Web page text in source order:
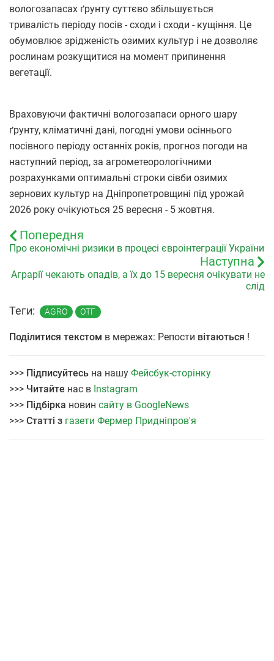
вологозапасах ґрунту суттєво збільшується
тривалість періоду посів - сходи і сходи - кущіння. Це
обумовлює зрідженість озимих культур і не дозволяє
рослинам розкущитися на момент припинення
вегетації.
Враховуючи фактичні вологозапаси орного шару
ґрунту, кліматичні дані, погодні умови осіннього
посівного періоду останніх років, прогноз погоди на
наступний період, за агрометеорологічними
розрахунками оптимальні строки сівби озимих
зернових культур на Дніпропетровщині під урожай
2026 року очікуються 25 вересня - 5 жовтня.
Попередня
Про економічні ризики в процесі євроінтеграції України
Наступна
Аграрії чекають опадів, а їх до 15 вересня очікувати не
слід
Теги: AGRO ОТГ
Поділитися текстом в мережах: Репости вітаються !
>>> Підписуйтесь на нашу Фейсбук-сторінку
>>> Читайте нас в Instagram
>>> Підбірка новин сайту в GoogleNews
>>> Статті з газети Фермер Придніпров'я